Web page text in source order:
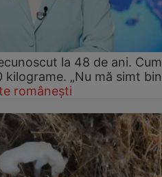
la 48 de ani. Cum
kilograme. „Nu mă simt
românești